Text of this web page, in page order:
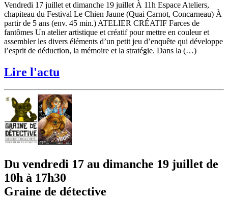
Vendredi 17 juillet et dimanche 19 juillet À 11h Espace Ateliers,
chapiteau du Festival Le Chien Jaune (Quai Carnot, Concarneau) À
partir de 5 ans (env. 45 min.) ATELIER CRÉATIF Farces de
fantômes Un atelier artistique et créatif pour mettre en couleur et
assembler les divers éléments d’un petit jeu d’enquête qui développe
l’esprit de déduction, la mémoire et la stratégie. Dans la (…)
Lire l'actu
Du vendredi 17 au dimanche 19 juillet de
10h à 17h30
Graine de détective